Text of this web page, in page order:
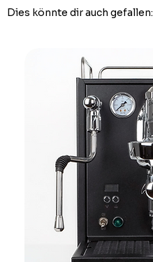
Dies könnte dir auch gefallen: